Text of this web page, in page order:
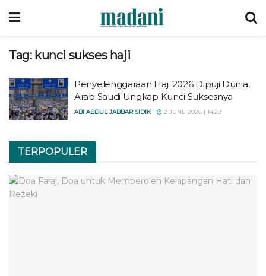
Tag: kunci sukses haji
Penyelenggaraan Haji 2026 Dipuji Dunia,
Arab Saudi Ungkap Kunci Suksesnya
ABI ABDUL JABBAR SIDIK 2 JUNE 2026 | 14:29
TERPOPULER